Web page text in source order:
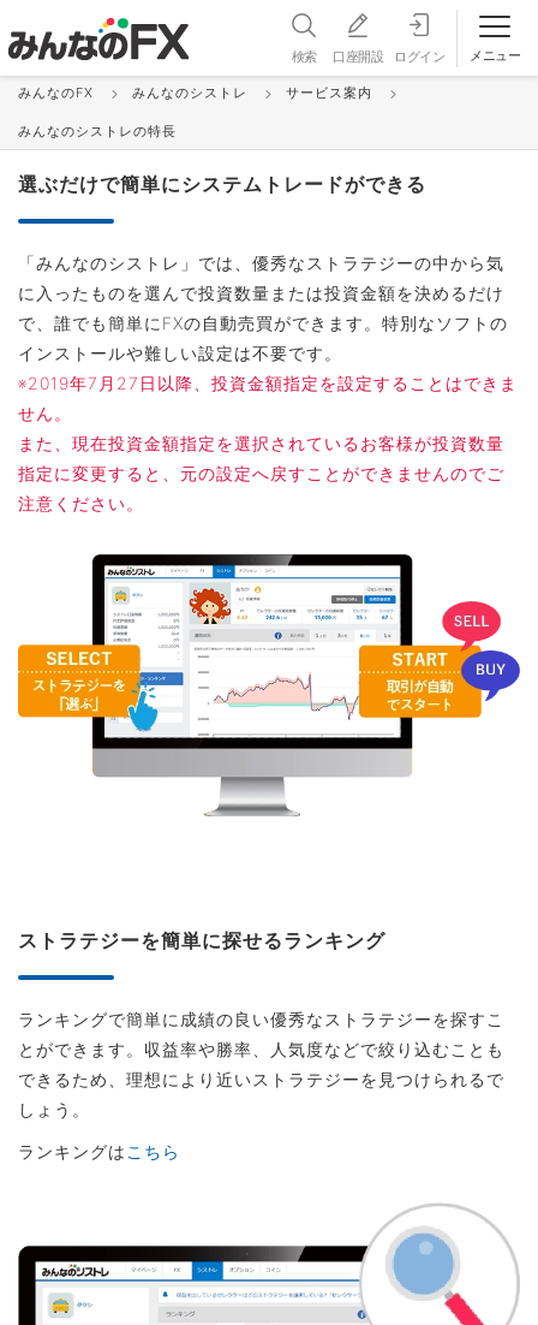
検索 口座開設 ログイン メニュー
みんなのシストレの特長
みんなのFX みんなのシストレ サービス案内
みんなのシストレの特長
選ぶだけで簡単にシステムトレードができる
「みんなのシストレ」では、優秀なストラテジーの中から気
に入ったものを選んで投資数量または投資金額を決めるだけ
で、誰でも簡単にFXの自動売買ができます。特別なソフトの
インストールや難しい設定は不要です。
※2019年7月27日以降、投資金額指定を設定することはできま
せん。
また、現在投資金額指定を選択されているお客様が投資数量
指定に変更すると、元の設定へ戻すことができませんのでご
注意ください。
ストラテジーを簡単に探せるランキング
ランキングで簡単に成績の良い優秀なストラテジーを探すこ
とができます。収益率や勝率、人気度などで絞り込むことも
できるため、理想により近いストラテジーを見つけられるで
しょう。
ランキングはこちら